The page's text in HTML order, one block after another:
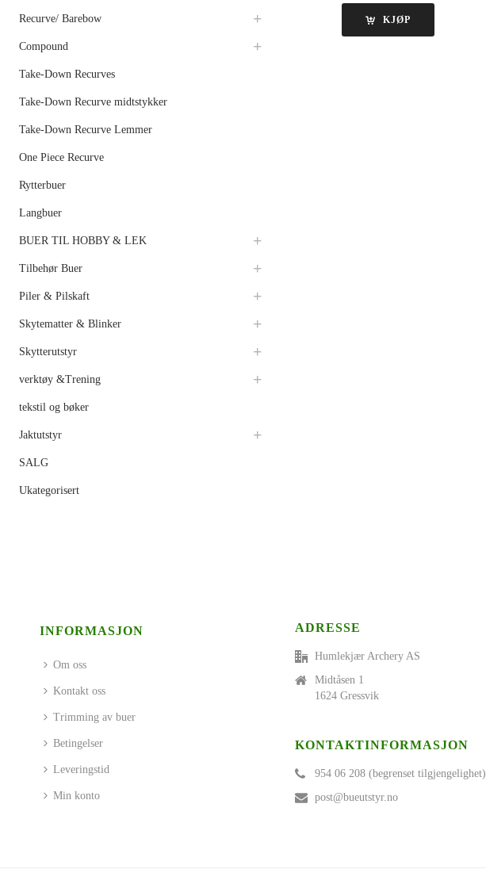
KJØP
Recurve/ Barebow
Compound
Take-Down Recurves
Take-Down Recurve midtstykker
Take-Down Recurve Lemmer
One Piece Recurve
Rytterbuer
Langbuer
BUER TIL HOBBY & LEK
Tilbehør Buer
Piler & Pilskaft
Skytematter & Blinker
Skytterutstyr
verktøy &Trening
tekstil og bøker
Jaktutstyr
SALG
Ukategorisert
INFORMASJON
Om oss
Kontakt oss
Trimming av buer
Betingelser
Leveringstid
Min konto
ADRESSE
Humlekjær Archery AS
Midtåsen 1
1624 Gressvik
KONTAKTINFORMASJON
954 06 208 (begrenset tilgjengelighet)
post@bueutstyr.no